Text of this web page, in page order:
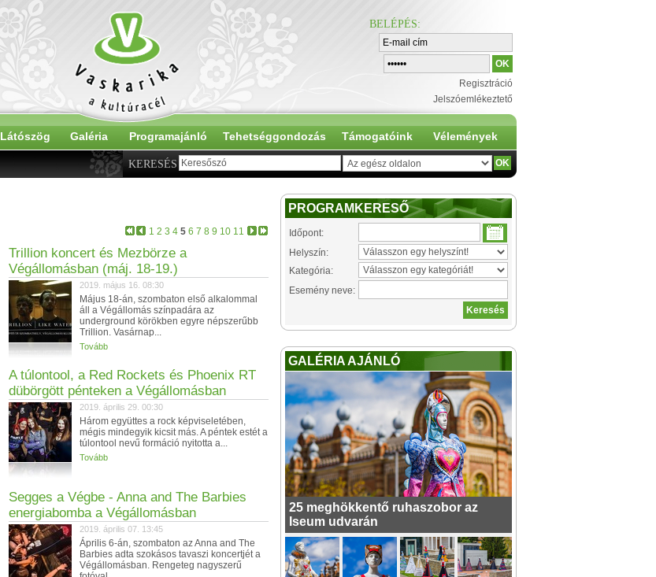
BELÉPÉS:
Regisztráció
Jelszóemlékeztető
Látószög Galéria Programajánló Tehetséggondozás Támogatóink Vélemények
KERESÉS
1 2 3 4 5 6 7 8 9 10 11
Trillion koncert és Mezbörze a
Végállomásban (máj. 18-19.)
2019. május 16. 08:30
Május 18-án, szombaton első alkalommal
áll a Végállomás színpadára az
underground körökben egyre népszerűbb
Trillion. Vasárnap...
Tovább
A túlontool, a Red Rockets és Phoenix RT
dübörgött pénteken a Végállomásban
2019. április 29. 00:30
Három együttes a rock képviseletében,
mégis mindegyik kicsit más. A péntek estét a
túlontool nevű formáció nyitotta a...
Tovább
Segges a Végbe - Anna and The Barbies
energiabomba a Végállomásban
2019. április 07. 13:45
Április 6-án, szombaton az Anna and The
Barbies adta szokásos tavaszi koncertjét a
Végállomásban. Rengeteg nagyszerű
PROGRAMKERESŐ
Időpont:
Helyszín:
Kategória:
Esemény neve:
GALÉRIA AJÁNLÓ
25 meghökkentő ruhaszobor az
Iseum udvarán